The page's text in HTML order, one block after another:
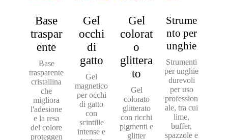
Base
traspar
ente
Base
trasparente
cristallina
che
migliora
l'adesione
e la resa
del colore
proteggen
Gel
occhi
di
gatto
Gel
magnetico
per occhi
di gatto
con
scintille
intense e
Gel
colorat
o
glittera
to
Gel
colorato
glitterato
con ricchi
pigmenti e
glitter
Strume
nto per
unghie
Strumenti
per unghie
durevoli
per uso
profession
ale, tra cui
lime,
buffer,
spazzole e